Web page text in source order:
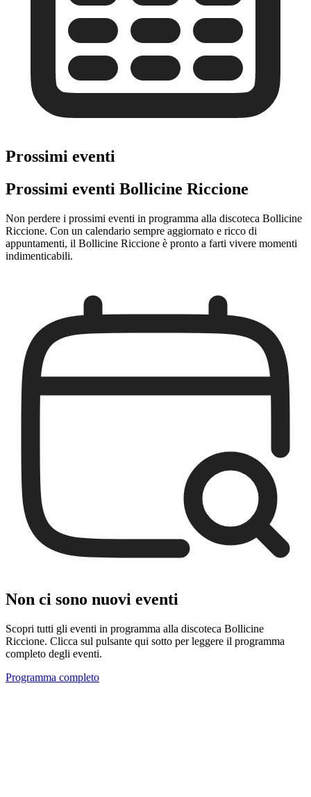
Prossimi eventi
Prossimi eventi Bollicine Riccione
Non perdere i prossimi eventi in programma alla discoteca Bollicine
Riccione. Con un calendario sempre aggiornato e ricco di
appuntamenti, il Bollicine Riccione è pronto a farti vivere momenti
indimenticabili.
Non ci sono nuovi eventi
Scopri tutti gli eventi in programma alla discoteca Bollicine
Riccione. Clicca sul pulsante qui sotto per leggere il programma
completo degli eventi.
Programma completo